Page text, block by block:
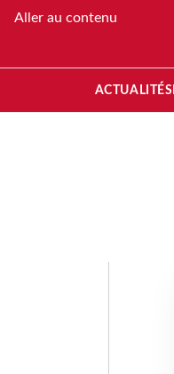
Aller au contenu
ACTUALITÉS